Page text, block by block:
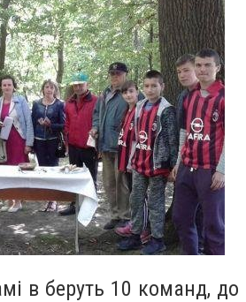
в беруть 10 команд, до